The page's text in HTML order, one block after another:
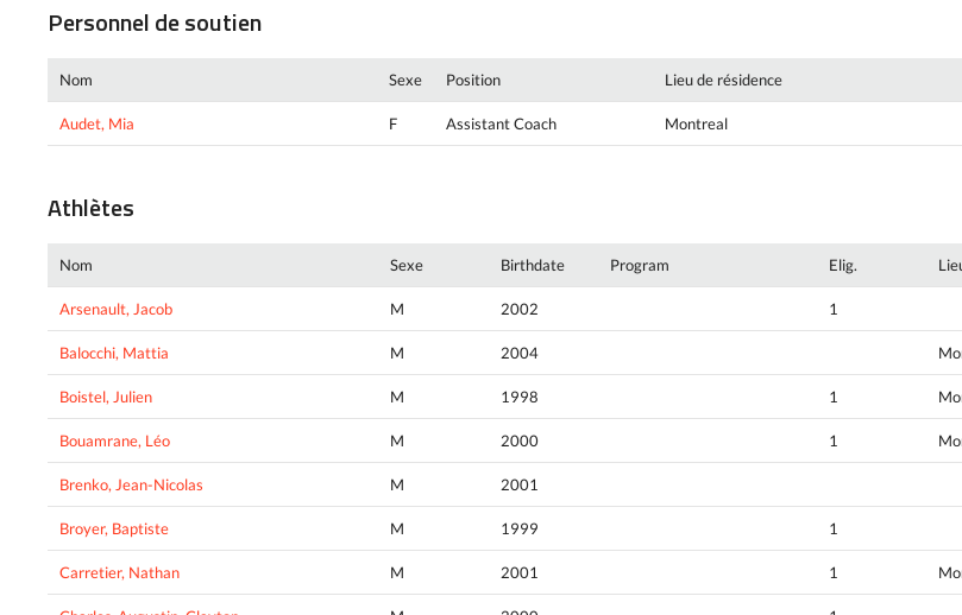
Personnel de soutien
Nom Sexe Position Lieu de résidence
Audet, Mia F Assistant Coach Montreal
Athlètes
Nom Sexe Birthdate Program Elig.
Arsenault, Jacob M 2002 1
Balocchi, Mattia M 2004
Boistel, Julien M 1998 1
Bouamrane, Léo M 2000 1
Brenko, Jean-Nicolas M 2001
Broyer, Baptiste M 1999 1
Carretier, Nathan M 2001 1